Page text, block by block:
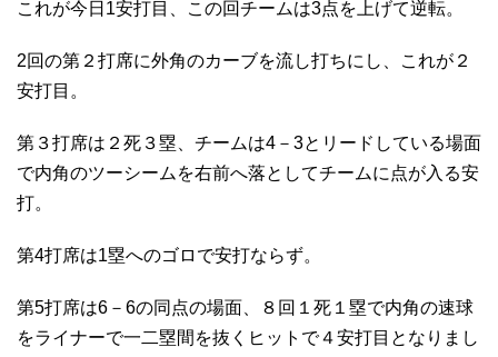
これが今日1安打目、この回チームは3点を上げて逆転。
2回の第２打席に外角のカーブを流し打ちにし、これが２
安打目。
第３打席は２死３塁、チームは4－3とリードしている場面
で内角のツーシームを右前へ落としてチームに点が入る安
打。
第4打席は1塁へのゴロで安打ならず。
第5打席は6－6の同点の場面、８回１死１塁で内角の速球
をライナーで一二塁間を抜くヒットで４安打目となりまし